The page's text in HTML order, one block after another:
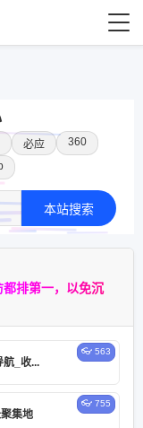
必应 360
本站搜索
排第一，以免沉
👓 563
航_收...
👓 755
集地